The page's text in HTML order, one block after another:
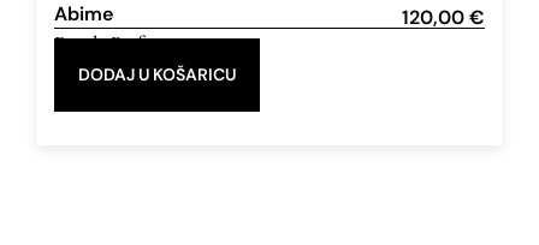
Abime 120,00€
Eau de Parfum
DODAJ U KOŠARICU